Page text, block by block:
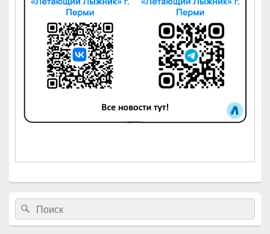
Найти:Поиск